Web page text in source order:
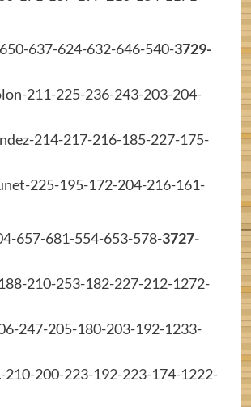
637-624-632-646-540-3729-
211-225-236-243-203-204-
214-217-216-185-227-175-
225-195-172-204-216-161-
657-681-554-653-578-3727-
210-253-182-227-212-1272-
247-205-180-203-192-1233-
210-200-223-192-223-174-1222-